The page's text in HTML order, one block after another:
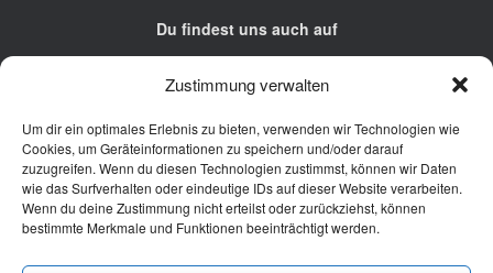
Zustimmung verwalten
Um dir ein optimales Erlebnis zu bieten, verwenden wir Technologien wie
Cookies, um Geräteinformationen zu speichern und/oder darauf
zuzugreifen. Wenn du diesen Technologien zustimmst, können wir Daten
wie das Surfverhalten oder eindeutige IDs auf dieser Website verarbeiten.
Wenn du deine Zustimmung nicht erteilst oder zurückziehst, können
bestimmte Merkmale und Funktionen beeinträchtigt werden.
Du findest uns auch auf
Kontakt
Junge Presse Niedersachsen e.V.
Rückertstraße 10
30169 Hannover